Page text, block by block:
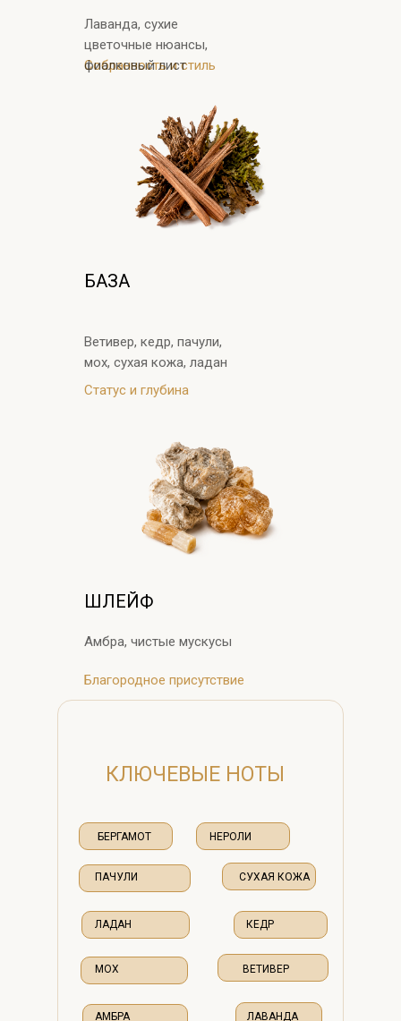
Собранность и стиль
Лаванда, сухие
цветочные нюансы,
фиалковый лист
Статус и глубина
Ветивер, кедр, пачули,
мох, сухая кожа, ладан
БАЗА
Благородное присутствие
Амбра, чистые мускусы
ШЛЕЙФ
КЛЮЧЕВЫЕ НОТЫ
ВЕТИВЕР
КЕДР
БЕРГАМОТ
МОХ
ЛАВАНДА
НЕРОЛИ
ПАЧУЛИ
ЛАДАН
АМБРА
СУХАЯ КОЖА